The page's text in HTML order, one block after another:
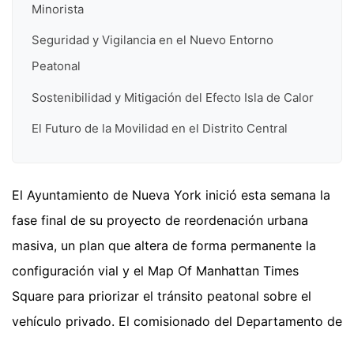
Minorista
Seguridad y Vigilancia en el Nuevo Entorno
Peatonal
Sostenibilidad y Mitigación del Efecto Isla de Calor
El Futuro de la Movilidad en el Distrito Central
El Ayuntamiento de Nueva York inició esta semana la
fase final de su proyecto de reordenación urbana
masiva, un plan que altera de forma permanente la
configuración vial y el Map Of Manhattan Times
Square para priorizar el tránsito peatonal sobre el
vehículo privado. El comisionado del Departamento de